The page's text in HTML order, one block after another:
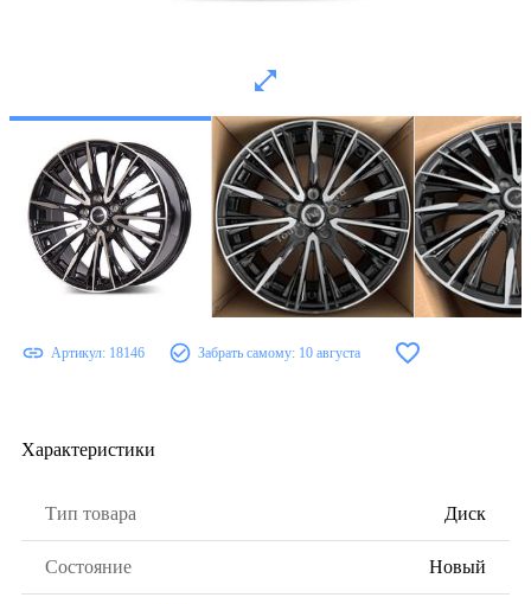
Артикул: 18146 Забрать самому: 10 августа
Характеристики
Тип товара Диск
Состояние Новый